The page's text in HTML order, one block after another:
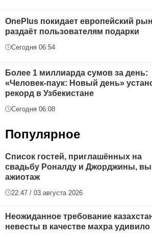
OnePlus покидает европейский
раздаёт пользователям подарки
Сегодня 06:54
Более 1 миллиарда сумов за день:
«Человек-паук: Новый день»
рекорд в Узбекистане
Сегодня 06:08
Популярное
Список гостей, приглашённых на
свадьбу Роналду и Джорджины,
ажиотаж
22:47 / 03 августа 2026
Неожиданное требование
невесты в качестве махра удивило